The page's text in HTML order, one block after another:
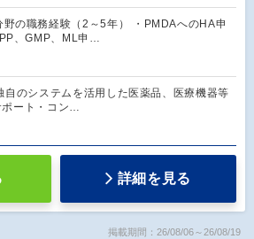
野の職務経験（2～5年） ・PMDAへのHA申
、GMP、ML申…
自のシステムを活用した医薬品、医療機器等
ポート・コン…
詳細を見る
掲載期間：26/08/06～26/08/19